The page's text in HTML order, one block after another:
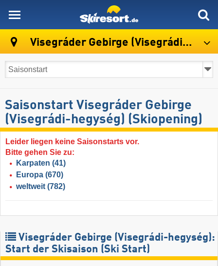
Visegráder Gebirge (Visegrádi-hegység)
Saisonstart Visegráder Gebirge
(Visegrádi-hegység) (Skiopening)
Leider liegen keine Saisonstarts vor.
Bitte gehen Sie zu:
Karpaten (41)
Europa (670)
weltweit (782)
Visegráder Gebirge (Visegrádi-hegység):
Start der Skisaison (Ski Start)